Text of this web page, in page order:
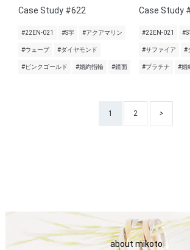
Case Study #622
#22EN-021 #S字 #アクアマリン
#ウェーブ #ダイヤモンド
#ピンクゴールド #婚約指輪 #鏡面
Case Study
#22EN-021 #S
#サファイア #
#プラチナ #婚
1 2 >
about mikoto